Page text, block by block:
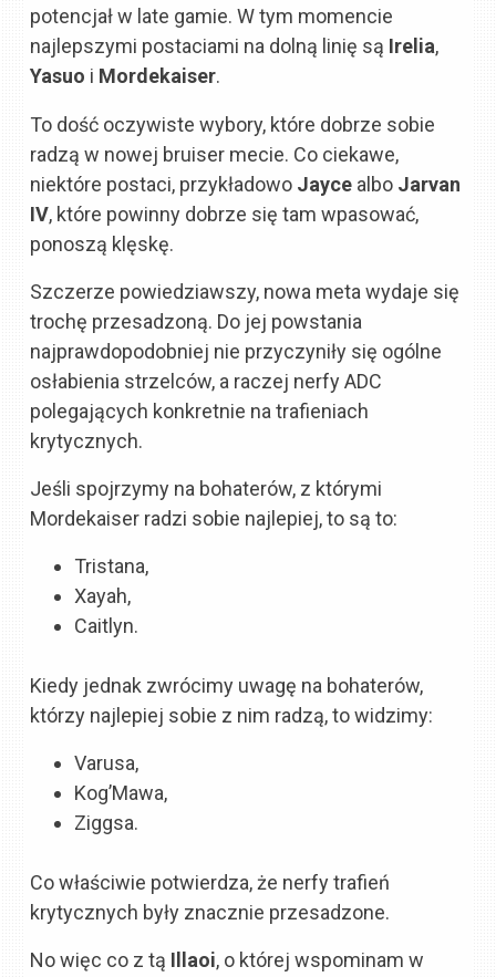
potencjał w late gamie. W tym momencie
najlepszymi postaciami na dolną linię są Irelia,
Yasuo i Mordekaiser.
To dość oczywiste wybory, które dobrze sobie
radzą w nowej bruiser mecie. Co ciekawe,
niektóre postaci, przykładowo Jayce albo Jarvan
IV, które powinny dobrze się tam wpasować,
ponoszą klęskę.
Szczerze powiedziawszy, nowa meta wydaje się
trochę przesadzoną. Do jej powstania
najprawdopodobniej nie przyczyniły się ogólne
osłabienia strzelców, a raczej nerfy ADC
polegających konkretnie na trafieniach
krytycznych.
Jeśli spojrzymy na bohaterów, z którymi
Mordekaiser radzi sobie najlepiej, to są to:
Tristana,
Xayah,
Caitlyn.
Kiedy jednak zwrócimy uwagę na bohaterów,
którzy najlepiej sobie z nim radzą, to widzimy:
Varusa,
Kog’Mawa,
Ziggsa.
Co właściwie potwierdza, że nerfy trafień
krytycznych były znacznie przesadzone.
No więc co z tą Illaoi, o której wspominam w